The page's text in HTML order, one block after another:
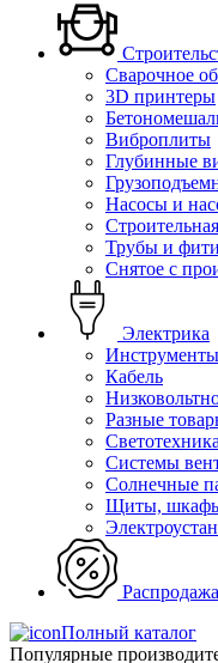
Сварочное
3D принтеры
Виброплиты
Глубинные
Насосы и
Трубы и
Снятое с
Электрика
Кабель
Разные
Светотехника
Системы
Солнечные
Щиты,
Распродажа
Полный каталог
Популярные